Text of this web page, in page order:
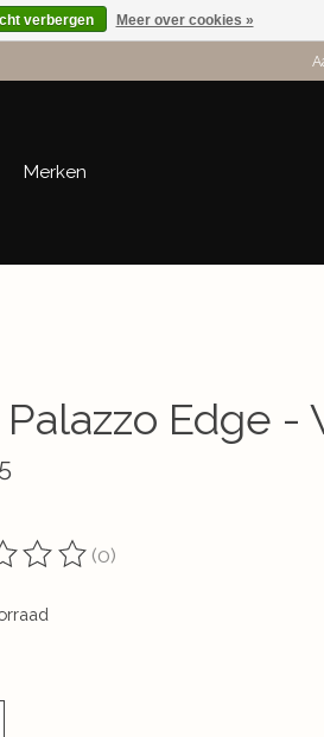
Merken
Palazzo Edge -
van dit product is
(0)
verbergen Meer over cookies »